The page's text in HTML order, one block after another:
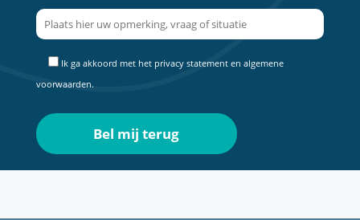
Ik ga akkoord met het privacy statementen algemene
voorwaarden.